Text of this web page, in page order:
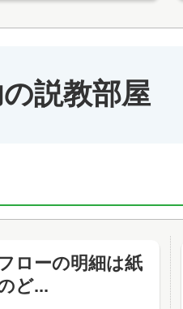
説教部屋
ローの明細は紙
ど...